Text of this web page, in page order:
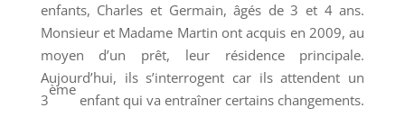
enfants, Charles et Germain, âgés de 3 et 4 ans.
Monsieur et Madame Martin ont acquis en 2009, au
moyen d’un prêt, leur résidence principale.
Aujourd’hui, ils s’interrogent car ils attendent un
3
ème
enfant qui va entraîner certains changements.